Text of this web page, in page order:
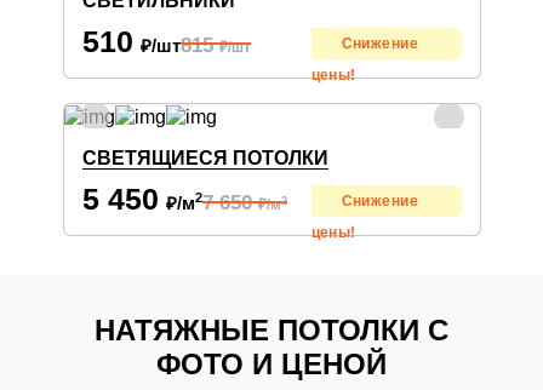
510 ₽/шт815₽/шт
Снижение
цены!
СВЕТЯЩИЕСЯ ПОТОЛКИ
5 450 ₽/м27 650₽/м2
Снижение
цены!
НАТЯЖНЫЕ ПОТОЛКИ С
ФОТО И ЦЕНОЙ